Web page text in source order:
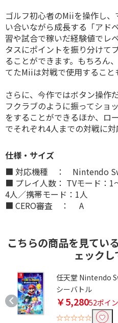
ゴルフ初心者のMiiを操作し
い合いながら成長する「アド
習や試合で稼いだ経験値でレ
タスにポイントを振り分けて
ることができます。もちろん
てたMiiは対戦で使用すること
さらに、今作ではボタン操作
フクラブのように振ってショ
をすることができるほか、ロ
でそれぞれ4人までの対戦に対
仕様・サイズ
■ 対応機種 ： Nintendo
■ プレイ人数： TVモード：1
4人／携帯モード：1人
■ CERO審査 ： A
こちらの商品を見てい
ェック
任天堂 Nintendo
シーバトル
￥5,28052ポイ
☆☆☆☆☆